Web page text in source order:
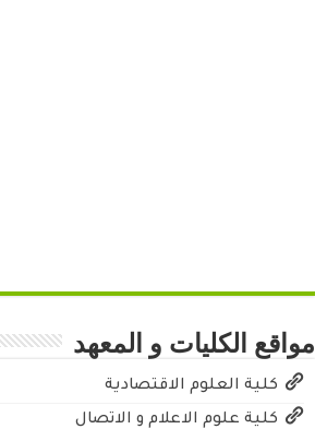
مواقع الكليات و المعهد
كلية العلوم الاقتصادية
كلية علوم الاعلام و الاتصال